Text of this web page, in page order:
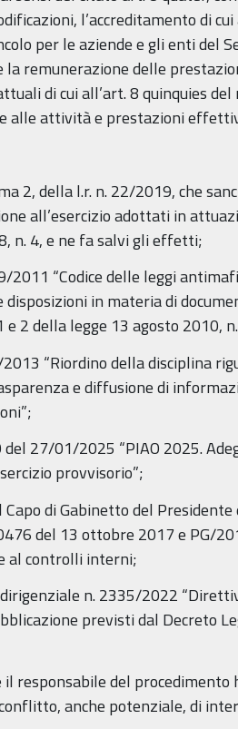
l’accreditamento di
per le aziende e gli enti del
la remunerazione delle
di cui all’art. 8 quinquies
alle attività e prestazioni
2, della l.r. n. 22/2019, che
all’esercizio adottati in
n. 4, e ne fa salvi gli effetti;
2011 “Codice delle leggi
disposizioni in materia di
2 della legge 13 agosto 2010,
2013 “Riordino della disciplina
e diffusione di
del 27/01/2025 “PIAO 2025.
provvisorio”;
Capo di Gabinetto del
del 13 ottobre 2017 e PG/
al controlli interni;
n. 2335/2022
previsti dal Decreto
responsabile del
anche potenziale, di